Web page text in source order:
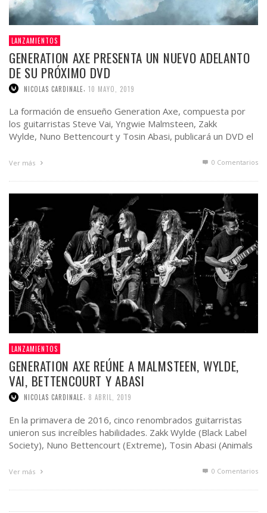
LANZAMIENTOS
GENERATION AXE PRESENTA UN NUEVO ADELANTO
DE SU PRÓXIMO DVD
NICOLAS CARDINALE 10 MAYO, 2019
La formación de ensueño Generation Axe, compuesta por
los guitarristas Steve Vai, Yngwie Malmsteen, Zakk
Wylde, Nuno Bettencourt y Tosin Abasi, publicará un DVD el
Ver más 0 Comentarios
LANZAMIENTOS
GENERATION AXE REÚNE A MALMSTEEN, WYLDE,
VAI, BETTENCOURT Y ABASI
NICOLAS CARDINALE, 8 ABRIL, 2019
En la primavera de 2016, cinco renombrados guitarristas
unieron sus increíbles habilidades. Zakk Wylde (Black Label
Society), Nuno Bettencourt (Extreme), Tosin Abasi (Animals
Ver más 0 Comentarios